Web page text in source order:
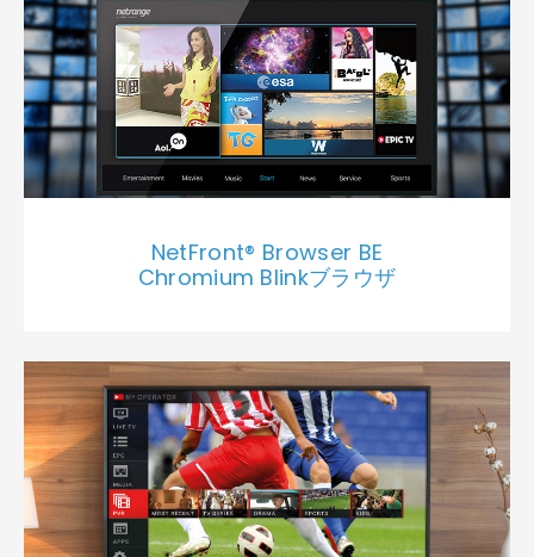
NetFront® Browser BE
Chromium Blinkブラウザ